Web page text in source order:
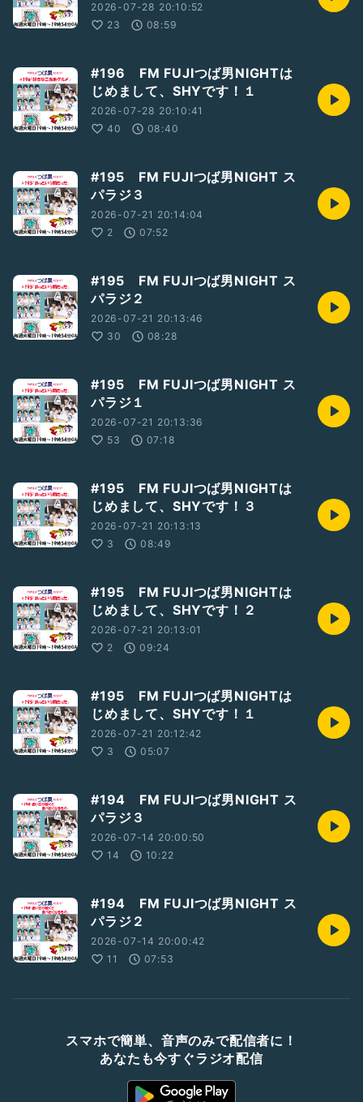
2026-07-28 20:10:52
23
08:59
#196 FM FUJIつば男NIGHTは
じめまして、SHYです！１
2026-07-28 20:10:41
40
08:40
#195 FM FUJIつば男NIGHT ス
パラジ３
2026-07-21 20:14:04
2
07:52
#195 FM FUJIつば男NIGHT ス
パラジ２
2026-07-21 20:13:46
30
08:28
#195 FM FUJIつば男NIGHT ス
パラジ１
2026-07-21 20:13:36
53
07:18
#195 FM FUJIつば男NIGHTは
じめまして、SHYです！３
2026-07-21 20:13:13
3
08:49
#195 FM FUJIつば男NIGHTは
じめまして、SHYです！２
2026-07-21 20:13:01
2
09:24
#195 FM FUJIつば男NIGHTは
じめまして、SHYです！１
2026-07-21 20:12:42
3
05:07
#194 FM FUJIつば男NIGHT ス
パラジ３
2026-07-14 20:00:50
14
10:22
#194 FM FUJIつば男NIGHT ス
パラジ２
2026-07-14 20:00:42
11
07:53
スマホで簡単、音声のみで配信者に！
あなたも今すぐラジオ配信